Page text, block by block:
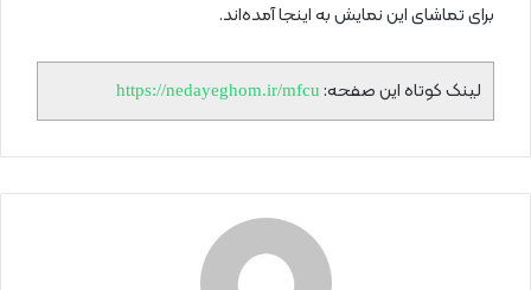
برای تماشای این نمایش به اینجا آمده‌اند.
لینک کوتاه این صفحه: https://nedayeghom.ir/mfcu